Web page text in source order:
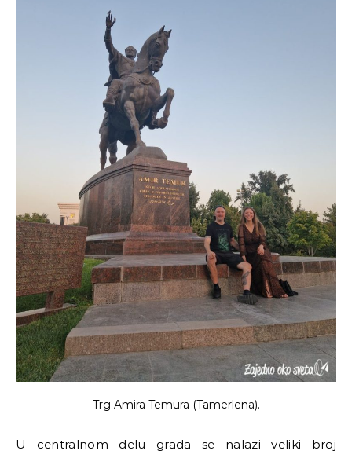
Trg Amira Temura (Tamerlena).
U centralnom delu grada se nalazi veliki broj